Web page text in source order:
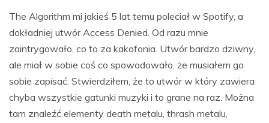
The Algorithm mi jakieś 5 lat temu poleciał w Spotify, a
dokładniej utwór Access Denied. Od razu mnie
zaintrygowało, co to za kakofonia. Utwór bardzo dziwny,
ale miał w sobie coś co spowodowało, że musiałem go
sobie zapisać. Stwierdziłem, że to utwór w który zawiera
chyba wszystkie gatunki muzyki i to grane na raz. Można
tam znaleźć elementy death metalu, thrash metalu,